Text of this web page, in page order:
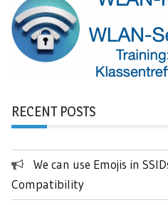
RECENT POSTS
We can use Emojis in
Compatibility